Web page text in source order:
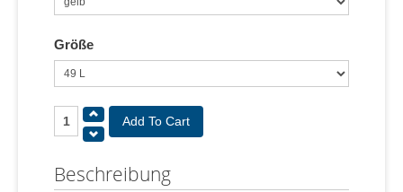
Größe
Beschreibung